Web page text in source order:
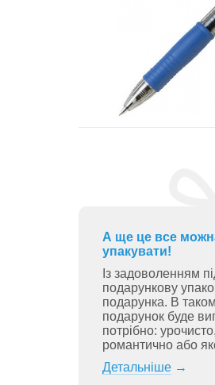
А ще це все
упакувати!
Із задоволенням
подарункову
подарунка. В
подарунок буде
потрібно:
романтично або
Детальніше→